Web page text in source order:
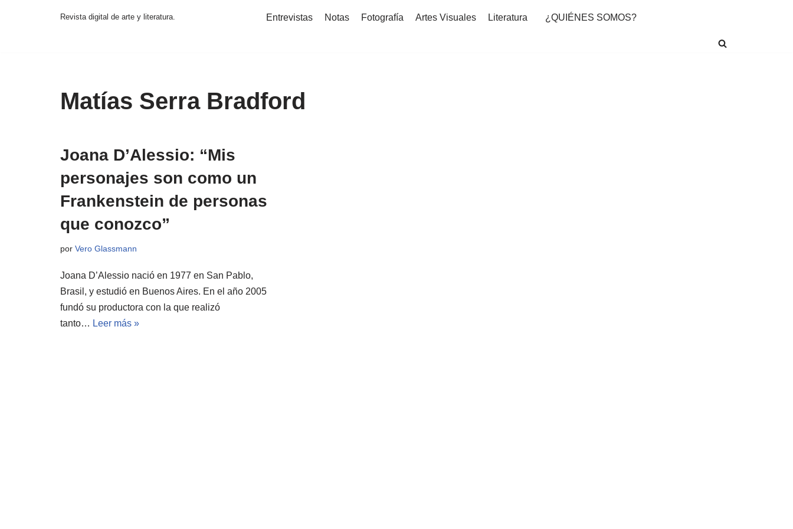
Revista digital de arte y literatura. Entrevistas Notas Fotografía Artes Visuales Literatura ¿QUIÉNES SOMOS?
Matías Serra Bradford
Joana D’Alessio: “Mis
personajes son como un
Frankenstein de personas
que conozco”
por Vero Glassmann
Joana D’Alessio nació en 1977 en San Pablo,
Brasil, y estudió en Buenos Aires. En el año 2005
fundó su productora con la que realizó
tanto… Leer más »